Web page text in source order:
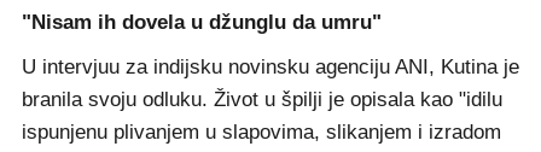
"Nisam ih dovela u džunglu da umru"
U intervjuu za indijsku novinsku agenciju ANI, Kutina je
branila svoju odluku. Život u špilji je opisala kao "idilu
ispunjenu plivanjem u slapovima, slikanjem i izradom